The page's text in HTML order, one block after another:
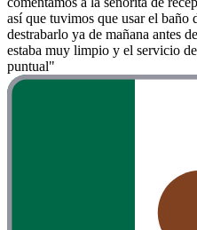
así que tuvimos que usar el baño
destrabarlo ya de mañana antes
estaba muy limpio y el servicio
puntual"